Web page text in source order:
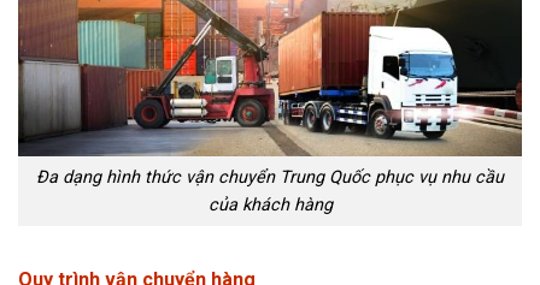
Đa dạng hình thức vận chuyển Trung Quốc phục vụ nhu cầu
của khách hàng
Quy trình vận chuyển hàng